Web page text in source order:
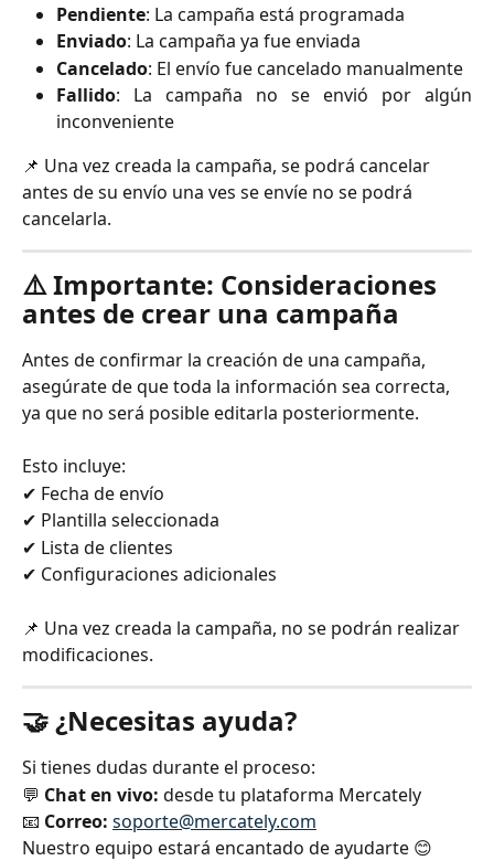
Pendiente: La campaña está programada
Enviado: La campaña ya fue enviada
Cancelado: El envío fue cancelado manualmente
Fallido: La campaña no se envió por algún
inconveniente
📌 Una vez creada la campaña, se podrá cancelar
antes de su envío una ves se envíe no se podrá
cancelarla.
⚠️ Importante: Consideraciones
antes de crear una campaña
Antes de confirmar la creación de una campaña,
asegúrate de que toda la información sea correcta,
ya que no será posible editarla posteriormente.
Esto incluye:
✔ Fecha de envío
✔ Plantilla seleccionada
✔ Lista de clientes
✔ Configuraciones adicionales
📌 Una vez creada la campaña, no se podrán realizar
modificaciones.
🤝 ¿Necesitas ayuda?
Si tienes dudas durante el proceso:
💬 Chat en vivo: desde tu plataforma Mercately
📧 Correo: soporte@mercately.com
Nuestro equipo estará encantado de ayudarte 😊